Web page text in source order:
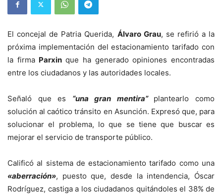
El concejal de Patria Querida, Álvaro Grau, se refirió a la
próxima implementación del estacionamiento tarifado con
la firma Parxinque ha generado opiniones encontradas
entre los ciudadanos y las autoridades locales.
Señaló que es “una gran mentira” plantearlo como
solución al caótico tránsito en Asunción. Expresó que, para
solucionar el problema, lo que se tiene que buscar es
mejorar el servicio de transporte público.
Calificó al sistema de estacionamiento tarifado como una
«aberración», puesto que, desde la intendencia, Óscar
Rodríguez, castiga a los ciudadanos quitándoles el 38% de